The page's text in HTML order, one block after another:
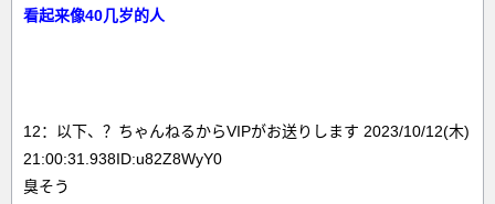
看起来像40几岁的人
12：以下、？ちゃんねるからVIPがお送りします 2023/10/12(木)
21:00:31.938ID:u82Z8WyY0
臭そう